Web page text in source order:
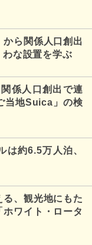
ら関係人口創出
な設置を学ぶ
係人口創出で連
当地Suica」の検
は約6.5万人泊、
る、観光地にもた
ワイト・ロータ